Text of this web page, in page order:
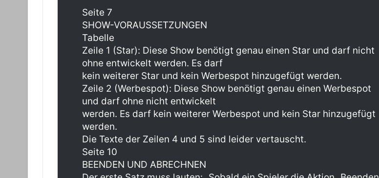
Seite 7
SHOW-VORAUSSETZUNGEN
Tabelle
Zeile 1 (Star): Diese Show benötigt genau einen Star und darf nicht
ohne entwickelt werden. Es darf
kein weiterer Star und kein Werbespot hinzugefügt werden.
Zeile 2 (Werbespot): Diese Show benötigt genau einen Werbespot
und darf ohne nicht entwickelt
werden. Es darf kein weiterer Werbespot und kein Star hinzugefügt
werden.
Die Texte der Zeilen 4 und 5 sind leider vertauscht.
Seite 10
BEENDEN UND ABRECHNEN